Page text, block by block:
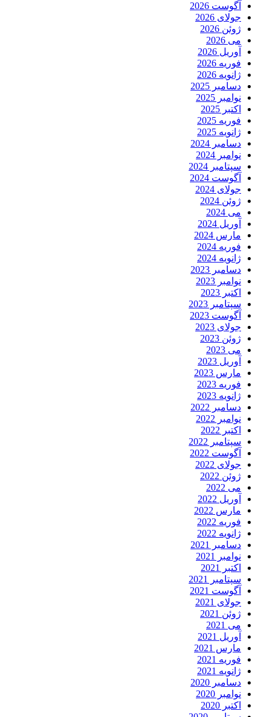
آگوست 2026
جولای 2026
ژوئن 2026
می 2026
آوریل 2026
فوریه 2026
ژانویه 2026
دسامبر 2025
نوامبر 2025
اکتبر 2025
فوریه 2025
ژانویه 2025
دسامبر 2024
نوامبر 2024
سپتامبر 2024
آگوست 2024
جولای 2024
ژوئن 2024
می 2024
آوریل 2024
مارس 2024
فوریه 2024
ژانویه 2024
دسامبر 2023
نوامبر 2023
اکتبر 2023
سپتامبر 2023
آگوست 2023
جولای 2023
ژوئن 2023
می 2023
آوریل 2023
مارس 2023
فوریه 2023
ژانویه 2023
دسامبر 2022
نوامبر 2022
اکتبر 2022
سپتامبر 2022
آگوست 2022
جولای 2022
ژوئن 2022
می 2022
آوریل 2022
مارس 2022
فوریه 2022
ژانویه 2022
دسامبر 2021
نوامبر 2021
اکتبر 2021
سپتامبر 2021
آگوست 2021
جولای 2021
ژوئن 2021
می 2021
آوریل 2021
مارس 2021
فوریه 2021
ژانویه 2021
دسامبر 2020
نوامبر 2020
اکتبر 2020